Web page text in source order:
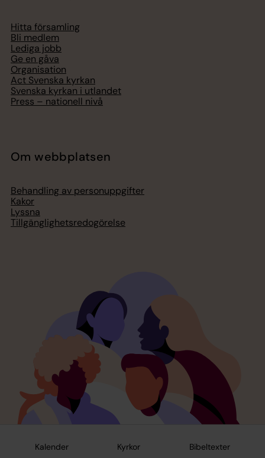
Kalender Kyrkor Bibeltexter
Hitta församling
Bli medlem
Lediga jobb
Ge en gåva
Organisation
Act Svenska kyrkan
Svenska kyrkan i utlandet
Press – nationell nivå
Om webbplatsen
Behandling av personuppgifter
Kakor
Lyssna
Tillgänglighetsredogörelse